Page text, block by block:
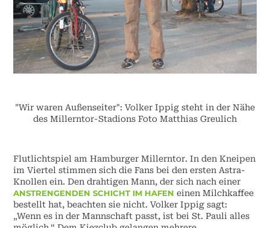
"Wir waren Außenseiter": Volker Ippig steht in der Nähe
des Millerntor-Stadions Foto Matthias Greulich
Flutlichtspiel am Hamburger Millerntor. In den Kneipen
im Viertel stimmen sich die Fans bei den ersten Astra-
Knollen ein. Den drahtigen Mann, der sich nach einer
ANSTRENGENDEN SCHICHT IM HAFENeinen Milchkaffee
bestellt hat, beachten sie nicht. Volker Ippig sagt:
„Wenn es in der Mannschaft passt, ist bei St. Pauli alles